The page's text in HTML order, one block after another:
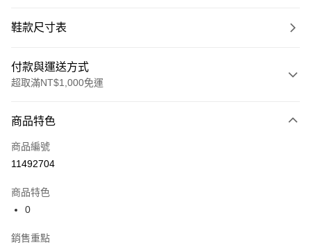
鞋款尺寸表
付款與運送方式
超取滿NT$1,000免運
信用卡一次付款
信用卡分期付款
合作金庫商業銀行
華南商業銀行
國泰世華商業銀行
運送方式
商品特色
商品編號
11492704
商品特色
0
銷售重點